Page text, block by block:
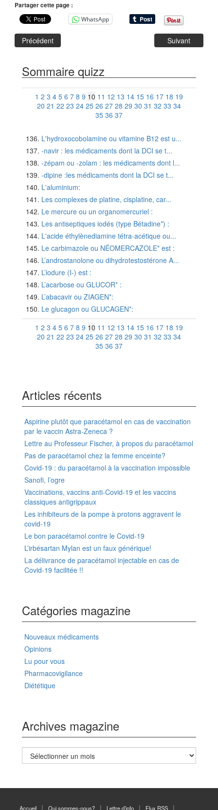
Partager cette page :
WhatsApp
Précédent Suivant
Sommaire quizz
1 2 3 4 5 6 7 8 9 10 11 12 13 14 15 16 17 18 19
20 21 22 23 24 25 26 27 28 29 30 31 32 33 34
35 36 37
L'hydroxocobolamine ou vitamine B12 est u...
-navir : les médicaments dont la DCI se t...
-zépam ou -zolam : les médicaments dont l...
-dipine :les médicaments dont la DCI se t...
L'aluminium:
Les complexes de platine, cisplatine, car...
Le mercure ou un organomercuriel :
Les antiseptiques iodés (type Bétadine*) :
L'acide éthylènediamine tétra-acétique ou...
Le carbimazole ou NÉOMERCAZOLE* est :
L’androstanolone ou dihydrotestostérone A...
L’iodure (I-) est :
L’acarbose ou GLUCOR* :
L’abacavir ou ZIAGEN*:
Le glucagon ou GLUCAGEN*:
1 2 3 4 5 6 7 8 9 10 11 12 13 14 15 16 17 18 19
20 21 22 23 24 25 26 27 28 29 30 31 32 33 34
35 36 37
Articles récents
Aspirine plutôt que paracétamol en cas de vaccination
par le vaccin Astra-Zeneca ?
Lettre au Professeur Fischer, à propos du paracétamol
Pas de paracétamol chez la femme enceinte?
Covid-19 : du paracétamol à la vaccination impossible
Sanofi, l’ogre
Vaccinations, vaccins anti-Covid-19 et les vaccins
classiques antigrippaux
Les inhibiteurs de la pompe à protons aggravent le
covid-19
Le bon paracétamol contre le Covid-19
L’irbésartan Mylan est un faux générique!
La délivrance de paracétamol injectable en cas de
Covid-19 facilitée !!
Catégories magazine
Nouveaux médicaments
Opinions
Lu pour vous
Pharmacovigilance
Diététique
Archives magazine
Archives
magazine
Accueil Qui sommes-nous? Lettre d’info Flux RSS